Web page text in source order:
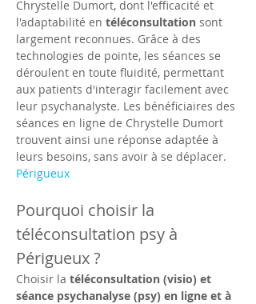
Chrystelle Dumort, dont l'efficacité et
l'adaptabilité en téléconsultation sont
largement reconnues. Grâce à des
technologies de pointe, les séances se
déroulent en toute fluidité, permettant
aux patients d'interagir facilement avec
leur psychanalyste. Les bénéficiaires des
séances en ligne de Chrystelle Dumort
trouvent ainsi une réponse adaptée à
leurs besoins, sans avoir à se déplacer.
Périgueux
Pourquoi choisir la
téléconsultation psy à
Périgueux ?
Choisir la téléconsultation (visio) et
séance psychanalyse (psy) en ligne et à